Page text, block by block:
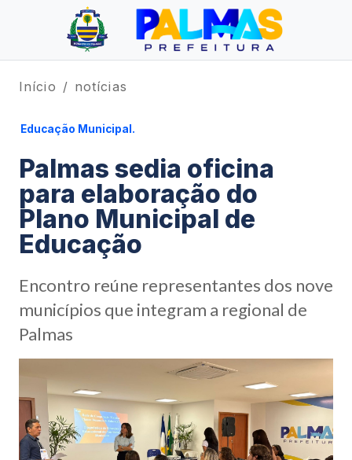
Início notícias
Educação Municipal.
Palmas sedia oficina
para elaboração do
Plano Municipal de
Educação
Encontro reúne representantes dos nove
municípios que integram a regional de
Palmas